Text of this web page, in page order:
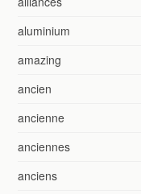
aluminium
amazing
ancien
ancienne
anciennes
anciens